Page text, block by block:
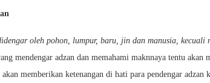
oleh pohon, lumpur, baru, jin dan manusia, kecuali
mendengar adzan dan memahami maknnaya tentu akan
memberikan ketenangan di hati para pendengar adzan